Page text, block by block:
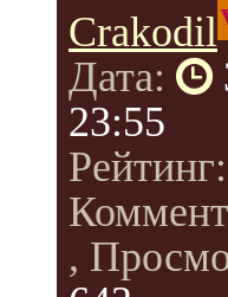
Crakodil
Дата:
23:55
,